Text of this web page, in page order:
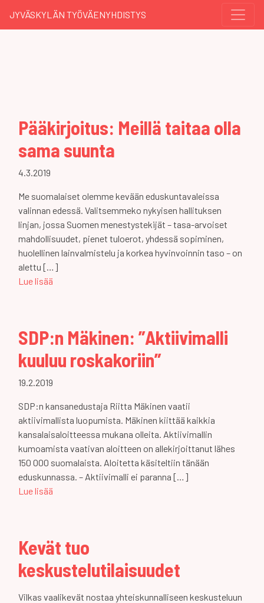
JYVÄSKYLÄN TYÖVÄENYHDISTYS
Pääkirjoitus: Meillä taitaa olla
sama suunta
4.3.2019
Me suomalaiset olemme kevään eduskuntavaleissa
valinnan edessä. Valitsemmeko nykyisen hallituksen
linjan, jossa Suomen menestystekijät – tasa-arvoiset
mahdollisuudet, pienet tuloerot, yhdessä sopiminen,
huolellinen lainvalmistelu ja korkea hyvinvoinnin taso – on
alettu […]
Lue lisää
SDP:n Mäkinen: ”Aktiivimalli
kuuluu roskakoriin”
19.2.2019
SDP:n kansanedustaja Riitta Mäkinen vaatii
aktiivimallista luopumista. Mäkinen kiittää kaikkia
kansalaisaloitteessa mukana olleita. Aktiivimallin
kumoamista vaativan aloitteen on allekirjoittanut lähes
150 000 suomalaista. Aloitetta käsiteltiin tänään
eduskunnassa. – Aktiivimalli ei paranna […]
Lue lisää
Kevät tuo
keskustelutilaisuudet
Vilkas vaalikevät nostaa yhteiskunnalliseen keskusteluun